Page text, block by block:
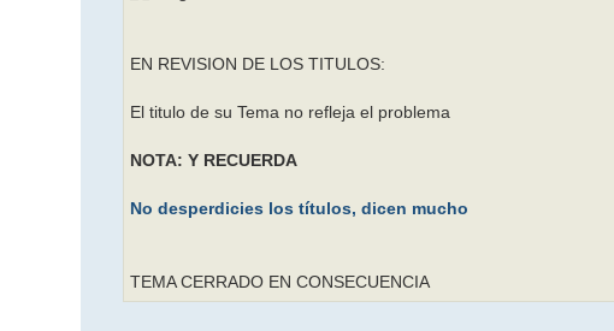
EN REVISION DE LOS TITULOS:
El titulo de su Tema no refleja el problema
NOTA: Y RECUERDA
No desperdicies los títulos, dicen mucho
TEMA CERRADO EN CONSECUENCIA